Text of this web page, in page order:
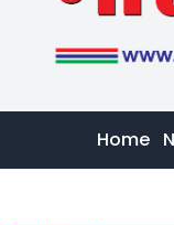
Home